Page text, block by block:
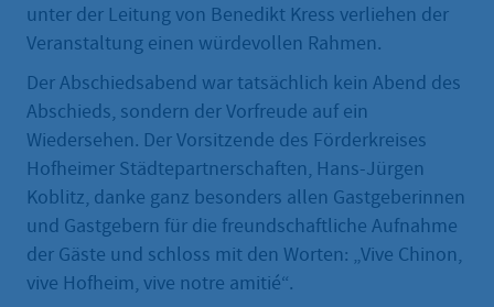
unter der Leitung von Benedikt Kress verliehen der
Veranstaltung einen würdevollen Rahmen.
Der Abschiedsabend war tatsächlich kein Abend des
Abschieds, sondern der Vorfreude auf ein
Wiedersehen. Der Vorsitzende des Förderkreises
Hofheimer Städtepartnerschaften, Hans-Jürgen
Koblitz, danke ganz besonders allen Gastgeberinnen
und Gastgebern für die freundschaftliche Aufnahme
der Gäste und schloss mit den Worten: „Vive Chinon,
vive Hofheim, vive notre amitié“.